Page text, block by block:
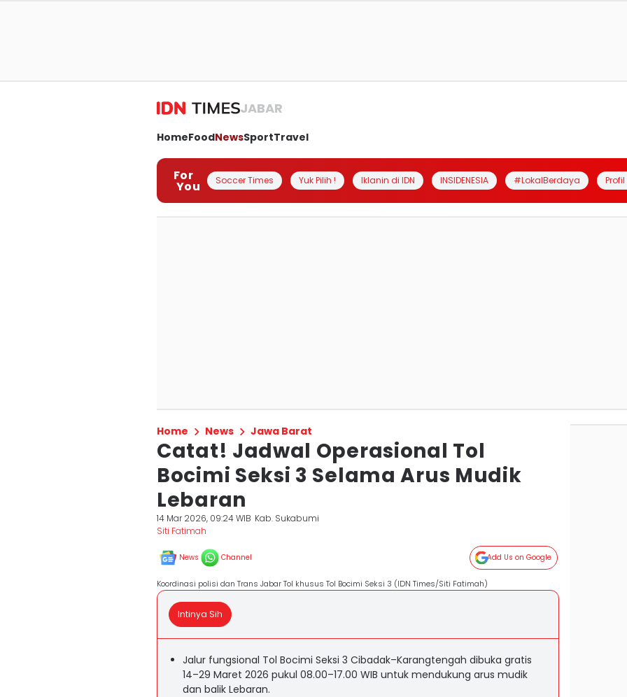
JABAR
HomeFoodNewsSportTravel
For
You Soccer Times Yuk Pilih ! Iklanin di IDN INSIDENESIA #LokalBerdaya
Home News Jawa Barat
Catat! Jadwal Operasional Tol
Bocimi Seksi 3 Selama Arus Mudik
Lebaran
14 Mar 2026, 09:24 WIB Kab. Sukabumi
Siti Fatimah
News Channel Add Us on Google
Koordinasi polisi dan Trans Jabar Tol khusus Tol Bocimi Seksi 3 (IDN Times/Siti Fatimah)
Intinya Sih
Jalur fungsional Tol Bocimi Seksi 3 Cibadak–Karangtengah dibuka gratis
14–29 Maret 2026 pukul 08.00–17.00 WIB untuk mendukung arus mudik
dan balik Lebaran.